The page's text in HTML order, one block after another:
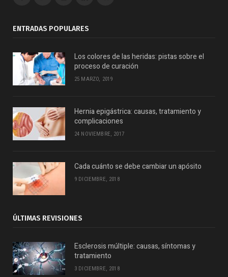
ENTRADAS POPULARES
Los colores de las heridas: pistas sobre el
proceso de curación
25 MARZO, 2019
Hernia epigástrica: causas, tratamiento y
complicaciones
24 NOVIEMBRE, 2017
Cada cuánto se debe cambiar un apósito
9 DICIEMBRE, 2018
ÚLTIMAS REVISIONES
Esclerosis múltiple: causas, síntomas y
tratamiento
3 DICIEMBRE, 2018